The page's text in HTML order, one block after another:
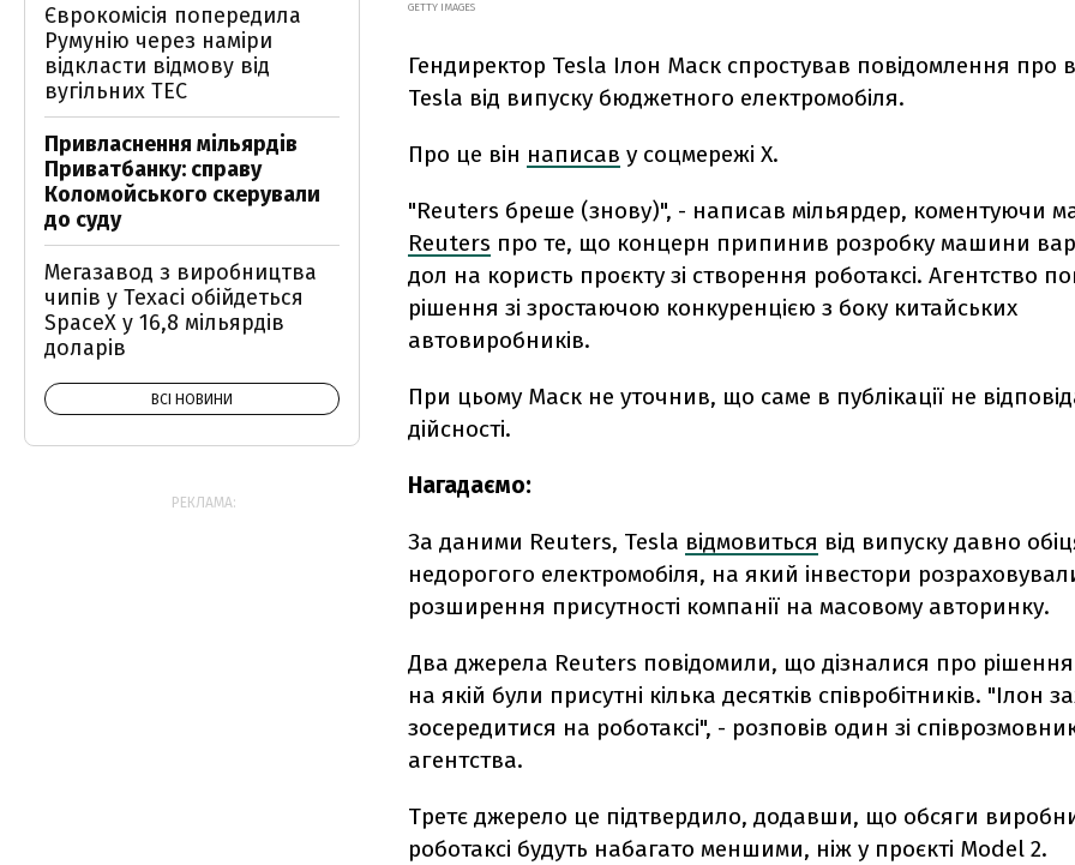
GETTY IMAGES
Гендиректор Tesla Ілон Маск спростував повідомлення про
Tesla від випуску бюджетного електромобіля.
Про це він написав у соцмережі X.
"Reuters бреше (знову)", - написав мільярдер, коментуючи
Reuters про те, що концерн припинив розробку машини
дол на користь проєкту зі створення роботаксі. Агентство
рішення зі зростаючою конкуренцією з боку китайських
автовиробників.
При цьому Маск не уточнив, що саме в публікації не
дійсності.
Нагадаємо:
За даними Reuters, Tesla відмовиться від випуску давно
недорогого електромобіля, на який інвестори
розширення присутності компанії на масовому авторинку.
Два джерела Reuters повідомили, що дізналися про
на якій були присутні кілька десятків співробітників. "Ілон
зосередитися на роботаксі", - розповів один зі
агентства.
Третє джерело це підтвердило, додавши, що обсяги
роботаксі будуть набагато меншими, ніж у проєкті Model 2.
Єврокомісія попередила
Румунію через наміри
відкласти відмову від
вугільних ТЕС
Привласнення мільярдів
Приватбанку: справу
Коломойського скерували
до суду
Мегазавод з виробництва
чипів у Техасі обійдеться
SpaceX у 16,8 мільярдів
доларів
ВСІ НОВИНИ
РЕКЛАМА: